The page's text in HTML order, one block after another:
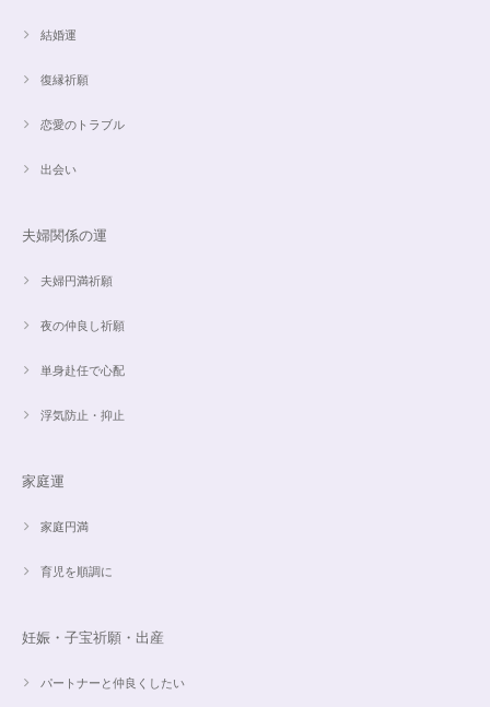
結婚運
復縁祈願
恋愛のトラブル
出会い
夫婦関係の運
夫婦円満祈願
夜の仲良し祈願
単身赴任で心配
浮気防止・抑止
家庭運
家庭円満
育児を順調に
妊娠・子宝祈願・出産
パートナーと仲良くしたい